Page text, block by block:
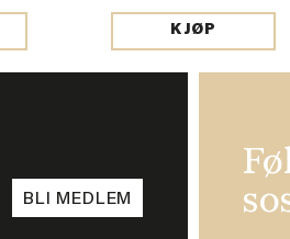
KJØP
BLI MEDLEM